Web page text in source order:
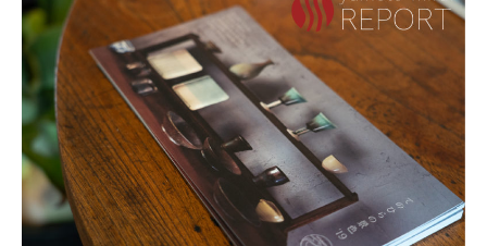
門
湯
report：
「て
の
ひ
ら
の
景